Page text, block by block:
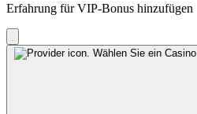
Erfahrung für VIP-Bonus hinzufügen
Wählen Sie ein Casino